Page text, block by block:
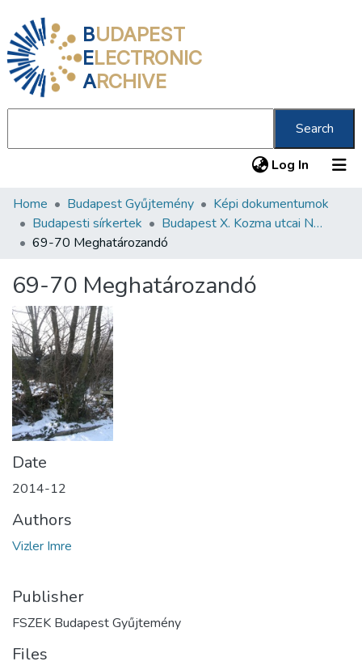
BUDAPEST
ELECTRONIC
ARCHIVE
Search
Log In (current)
Communities & Collections
All of DSpace
About us
Home Budapest Gyűjtemény
Képi dokumentumok
Budapesti sírkertek
Budapest X. Kozma utcai Neológ Zsidó Temető
69-70 Meghatározandó
69-70 Meghatározandó
Date
2014-12
Authors
Vizler Imre
Publisher
FSZEK Budapest Gyűjtemény
Files